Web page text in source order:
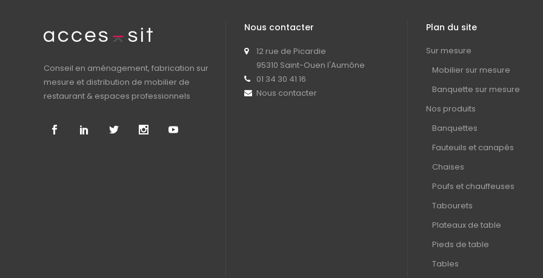
Conseil en aménagement, fabrication sur
mesure et distribution de mobilier de
restaurant & espaces professionnels
Nous contacter
12 rue de Picardie
95310 Saint-Ouen l'Aumône
01 34 30 41 16
Nous contacter
Plan du site
Sur mesure
Mobilier sur mesure
Banquette sur mesure
Nos produits
Banquettes
Fauteuils et canapés
Chaises
Poufs et chauffeuses
Tabourets
Plateaux de table
Pieds de table
Tables